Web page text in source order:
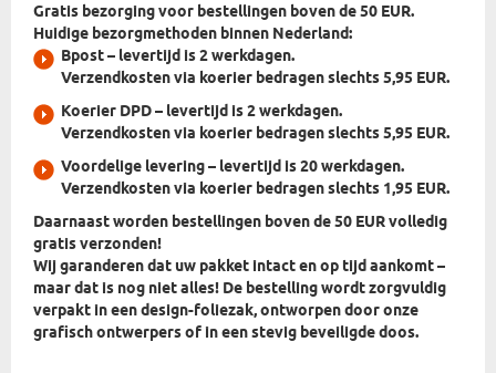
Gratis bezorging voor bestellingen boven de 50 EUR.
Huidige bezorgmethoden binnen Nederland:
Bpost– levertijd is 2 werkdagen.
Verzendkosten via koerier bedragen slechts 5,95 EUR.
Koerier DPD– levertijd is 2 werkdagen.
Verzendkosten via koerier bedragen slechts 5,95 EUR.
Voordelige levering– levertijd is 20 werkdagen.
Verzendkosten via koerier bedragen slechts 1,95 EUR.
Daarnaast worden bestellingen boven de 50 EUR volledig
gratis verzonden!
Wij garanderen dat uw pakket intact en op tijd aankomt –
maar dat is nog niet alles! De bestelling wordt zorgvuldig
verpakt ineen design-foliezak, ontworpen door onze
grafisch ontwerpersof in een stevig beveiligde doos.